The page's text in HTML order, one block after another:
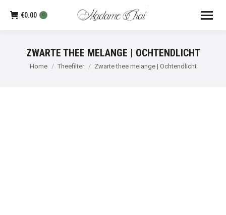
€0.00 0
ZWARTE THEE MELANGE | OCHTENDLICHT
Je bent hier:
Home Theefilter Zwarte thee melange | Ochtendlicht